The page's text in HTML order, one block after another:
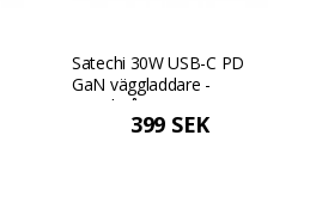
Satechi 30W USB-C PD
GaN väggladdare -
Rymdgrå
399 SEK